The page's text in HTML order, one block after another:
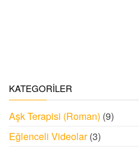
KATEGORILER
Aşk Terapisi (Roman) (9)
Eğlenceli Videolar(3)